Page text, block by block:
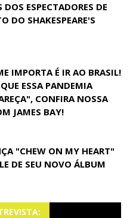
DOS ESPECTADORES DE
DO SHAKESPEARE'S
IMPORTA É IR AO BRASIL!
ESSA PANDEMIA
CONFIRA NOSSA
JAMES BAY!
"CHEW ON MY HEART"
DE SEU NOVO ÁLBUM